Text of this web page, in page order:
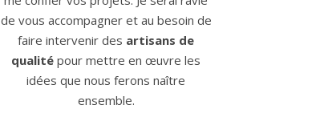
de vous accompagner et au besoin de
faire intervenir des artisans de
qualité pour mettre en œuvre les
idées que nous ferons naître
ensemble.